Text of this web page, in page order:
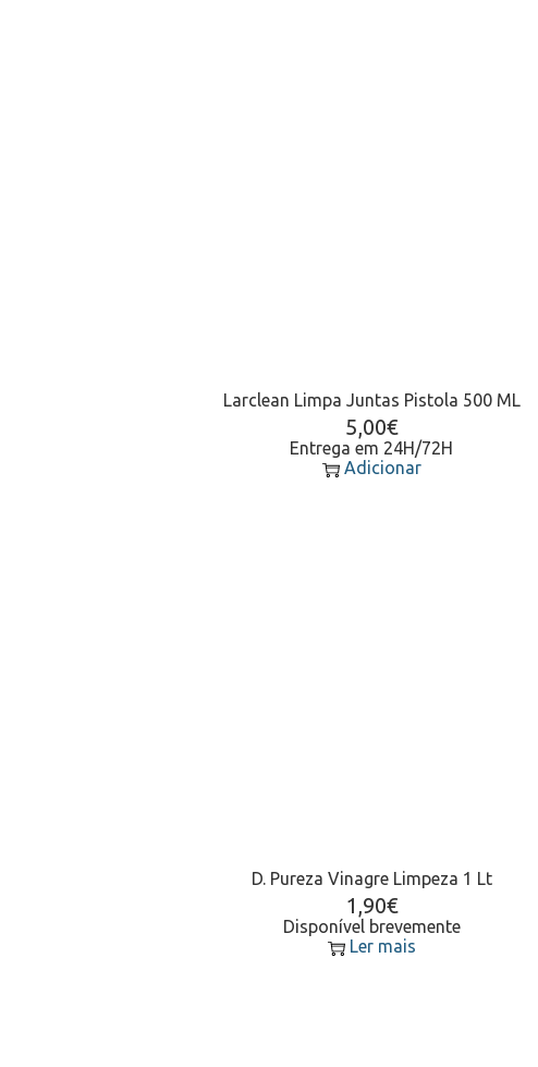
Larclean Limpa Juntas Pistola 500 ML
5,00€
Entrega em 24H/72H
Adicionar
D. Pureza Vinagre Limpeza 1 Lt
1,90€
Disponível brevemente
Ler mais